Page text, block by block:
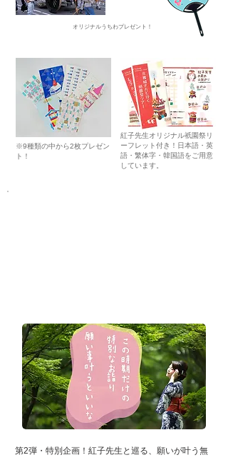
オリジナルうちわプレゼント！
※9種類の中から2枚プレゼン
ト！
​紅子先生オリジナル祇園祭リ
ーフレット付き！日本語・英
語・繁体字・韓国語をご用意
しています。
第2弾・特別企画！紅子先生と巡る、願いが叶う無